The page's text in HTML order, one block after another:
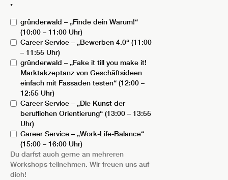
*
gründerwald – „Finde dein Warum!“
(10:00 – 11:00 Uhr)
Career Service – „Bewerben 4.0“ (11:00
– 11:55 Uhr)
gründerwald – „Fake it till you make it!
Marktakzeptanz von Geschäftsideen
einfach mit Fassaden testen“ (12:00 –
12:55 Uhr)
Career Service – „Die Kunst der
beruflichen Orientierung“ (13:00 – 13:55
Uhr)
Career Service – „Work-Life-Balance“
(15:00 – 16:00 Uhr)
Du darfst auch gerne an mehreren
Workshops teilnehmen. Wir freuen uns auf
dich!